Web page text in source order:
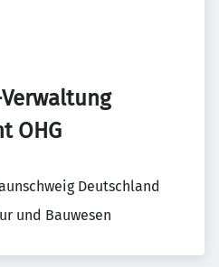
OHG
Deutschland
und Bauwesen